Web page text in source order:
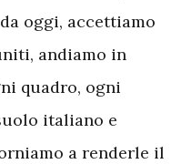
oggi, accettiamo
andiamo in
quadro, ogni
italiano e
a renderle il